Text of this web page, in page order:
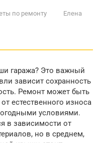
по ремонту
Елена
гаража? Это важный
зависит сохранность
Ремонт может быть
естественного износа
условиями.
в зависимости от
но в среднем,